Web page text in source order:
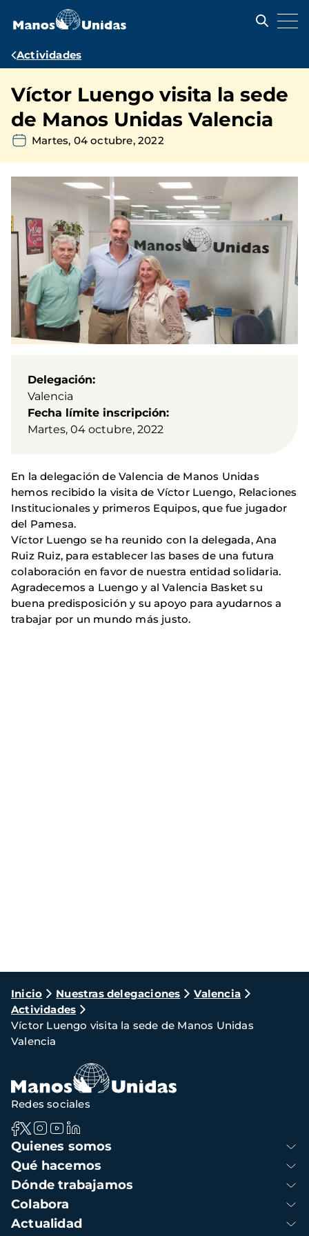
contenido
Ruta
navegación
Actividades
Víctor Luengo visita la sede
de Manos Unidas Valencia
Martes, 04 octubre, 2022
Delegación
Valencia
Fecha límite inscripción
Martes, 04 octubre, 2022
En la delegación de Valencia de Manos Unidas
hemos recibido la visita de Víctor Luengo, Relaciones
Institucionales y primeros Equipos, que fue jugador
del Pamesa.
Víctor Luengo se ha reunido con la delegada, Ana
Ruiz Ruiz, para establecer las bases de una futura
colaboración en favor de nuestra entidad solidaria.
Agradecemos a Luengo y al Valencia Basket su
buena predisposición y su apoyo para ayudarnos a
trabajar por un mundo más justo.
Ruta
de
navegación
Inicio Nuestras delegaciones
Valencia
Actividades
Víctor Luengo visita la sede de Manos Unidas
Valencia
Navegación
principal
Quienes somos
Qué hacemos
Dónde trabajamos
Colabora
Actualidad
Redes sociales